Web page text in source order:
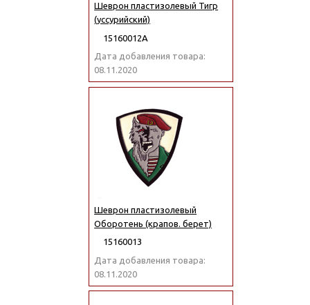
Шеврон пластизолевый Тигр
(уссурийский)
15160012А
Дата добавления товара:
08.11.2020
Шеврон пластизолевый
Оборотень (крапов. берет)
15160013
Дата добавления товара:
08.11.2020